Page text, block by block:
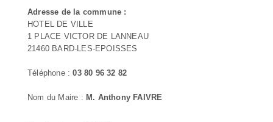
Adresse de la commune :
HOTEL DE VILLE
1 PLACE VICTOR DE LANNEAU
21460 BARD-LES-EPOISSES
Téléphone :03 80 96 32 82
Nom du Maire : M. Anthony FAIVRE